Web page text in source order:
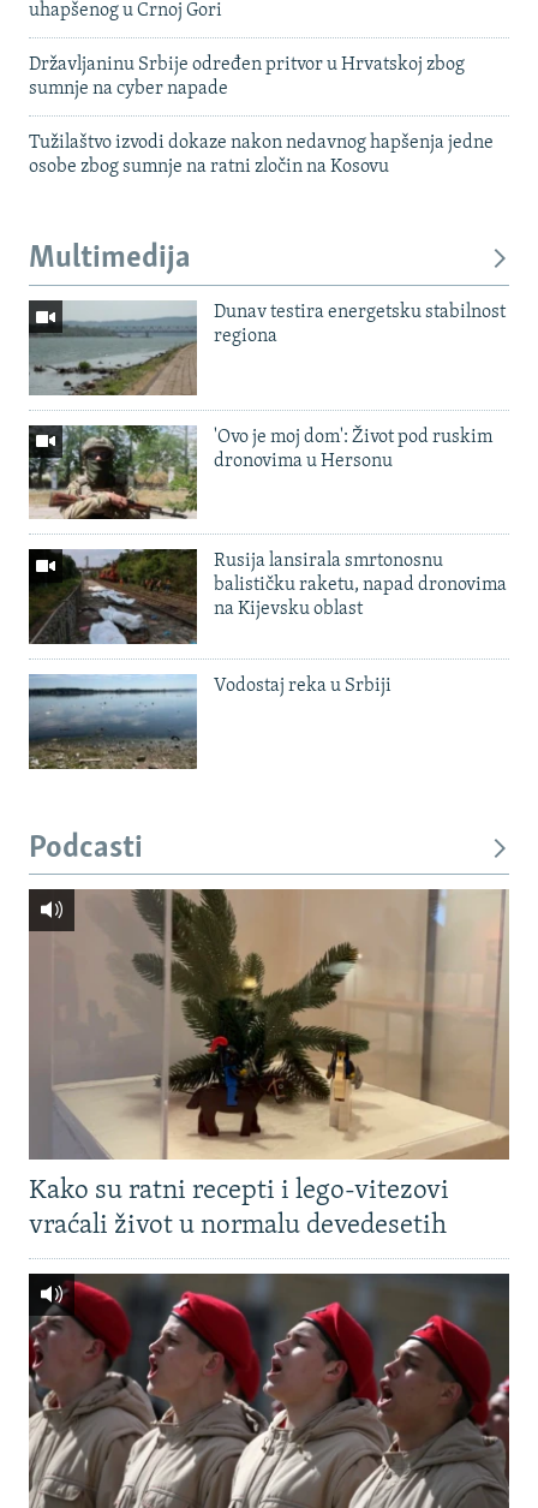
uhapšenog u Crnoj Gori
Državljaninu Srbije određen pritvor u Hrvatskoj zbog
sumnje na cyber napade
Tužilaštvo izvodi dokaze nakon nedavnog hapšenja jedne
osobe zbog sumnje na ratni zločin na Kosovu
Multimedija
Dunav testira energetsku stabilnost
regiona
'Ovo je moj dom': Život pod ruskim
dronovima u Hersonu
Rusija lansirala smrtonosnu
balističku raketu, napad dronovima
na Kijevsku oblast
Vodostaj reka u Srbiji
Podcasti
Kako su ratni recepti i lego-vitezovi
vraćali život u normalu devedesetih